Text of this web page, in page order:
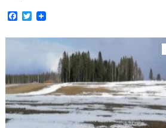
Facebook
Twitter